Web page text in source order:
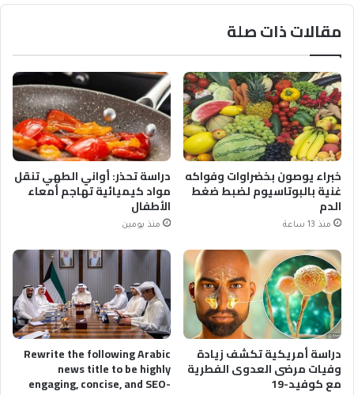
مقالات ذات صلة
خبراء يوصون بخضراوات وفواكه
غنية بالبوتاسيوم لضبط ضغط
الدم
منذ 13 ساعة
دراسة تحذر: أواني الطهي تنقل
مواد كيميائية تهاجم أمعاء
الأطفال
منذ يومين
دراسة أمريكية تكشف زيادة
وفيات مرضى العدوى الفطرية
مع كوفيد-19
Rewrite the following Arabic
news title to be highly
engaging, concise, and SEO-